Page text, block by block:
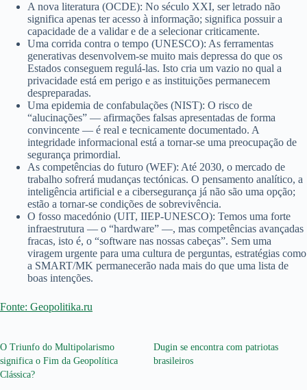
A nova literatura (OCDE): No século XXI, ser letrado não
significa apenas ter acesso à informação; significa possuir a
capacidade de a validar e de a selecionar criticamente.
Uma corrida contra o tempo (UNESCO): As ferramentas
generativas desenvolvem-se muito mais depressa do que os
Estados conseguem regulá-las. Isto cria um vazio no qual a
privacidade está em perigo e as instituições permanecem
despreparadas.
Uma epidemia de confabulações (NIST): O risco de
“alucinações” — afirmações falsas apresentadas de forma
convincente — é real e tecnicamente documentado. A
integridade informacional está a tornar-se uma preocupação de
segurança primordial.
As competências do futuro (WEF): Até 2030, o mercado de
trabalho sofrerá mudanças tectónicas. O pensamento analítico, a
inteligência artificial e a cibersegurança já não são uma opção;
estão a tornar-se condições de sobrevivência.
O fosso macedónio (UIT, IIEP-UNESCO): Temos uma forte
infraestrutura — o “hardware” —, mas competências avançadas
fracas, isto é, o “software nas nossas cabeças”. Sem uma
viragem urgente para uma cultura de perguntas, estratégias como
a SMART/MK permanecerão nada mais do que uma lista de
boas intenções.
Fonte: Geopolitika.ru
O Triunfo do Multipolarismo
significa o Fim da Geopolítica
Clássica?
Dugin se encontra com patriotas
brasileiros